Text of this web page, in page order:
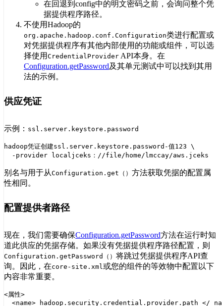
在回退到config中的明文密码之前，会询问整个凭
据提供程序路径。
不使用Hadoop的
org.apache.hadoop.conf.Configuration类进行配置或
对凭据提供程序有其他内部使用的功能或组件，可以选
择使用 CredentialProvider API本身。在
Configuration.getPassword及其单元测试中可以找到其用
法的示例。
供应凭证
示例： ssl.server.keystore.password
hadoop凭证创建ssl.server.keystore.password-值123 \
别名与用于从Configuration.get（） 方法获取凭据的配置属
性相同。
配置提供者路径
现在，我们需要确保Configuration.getPassword方法在运行时知
道此供应的凭据存储。如果没有凭据提供程序路径配置，则
Configuration.getPassword（） 将跳过凭据提供程序API查
询。因此，在core-site.xml 或您的组件的等效物中配置以下
内容非常重要。
<属性>
<name> hadoop.security.credential.provider.path </